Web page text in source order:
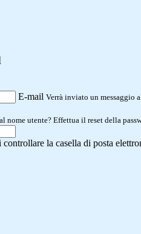
E-mail Verrà inviato un messaggio
nome utente? Effettua il reset della
la casella di posta